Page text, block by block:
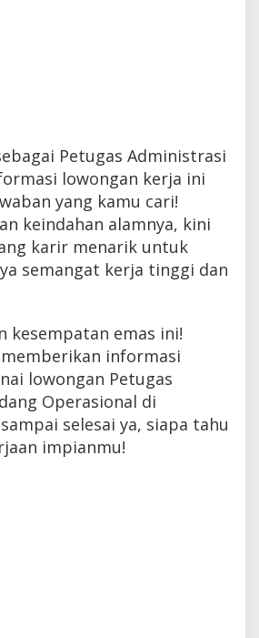
Petugas Administrasi
lowongan kerja ini
yang kamu cari!
keindahan alamnya, kini
karir menarik untuk
semangat kerja tinggi dan
kesempatan emas ini!
informasi
lowongan Petugas
Operasional di
selesai ya, siapa tahu
impianmu!